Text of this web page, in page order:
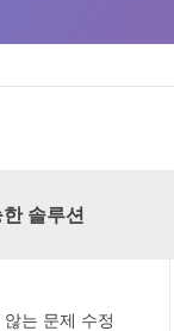
솔루션
않는 문제 수정